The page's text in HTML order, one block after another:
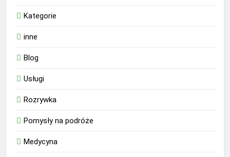
Kategorie
inne
Blog
Usługi
Rozrywka
Pomysły na podróże
Medycyna